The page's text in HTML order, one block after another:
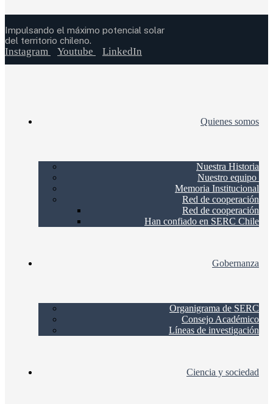
Impulsando el máximo potencial solar
del territorio chileno.
Instagram Youtube LinkedIn
Quienes somos
Nuestra Historia
Nuestro equipo
Memoria Institucional
Red de cooperación
Red de cooperación
Han confiado en SERC Chile
Gobernanza
Organigrama de SERC
Consejo Académico
Líneas de investigación
Ciencia y sociedad